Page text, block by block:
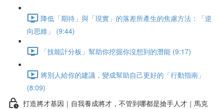
降低「期待」與「現實」的落差所產生的焦慮方法：「逆
向思維」 (9:44)
「技能計分板」幫助你挖掘你沒想到的潛能 (9:17)
將別人給你的建議，變成幫助自己更好的「行動指南」
(8:09)
打造將才基因｜自我養成將才，不管到哪都是搶手人才｜馬克